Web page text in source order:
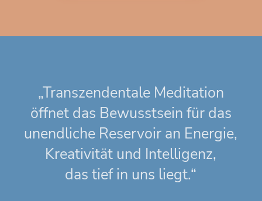
„Transzendentale Meditation
öffnet das Bewusstsein für das
unendliche Reservoir an Energie,
Kreativität und Intelligenz,
das tief in uns liegt.“